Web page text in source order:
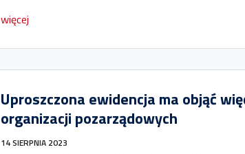
więcej
Uproszczona ewidencja ma objąć
organizacji pozarządowych
14 SIERPNIA 2023